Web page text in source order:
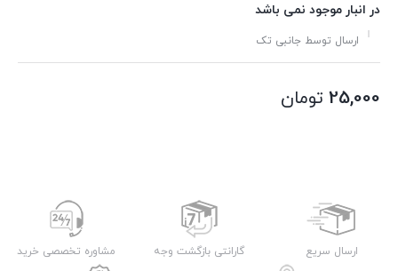
در انبار موجود نمی باشد
ارسال توسط جانبی تک
25,000 تومان
ارسال سریع گارانتی بازگشت وجه مشاوره تخصصی خرید